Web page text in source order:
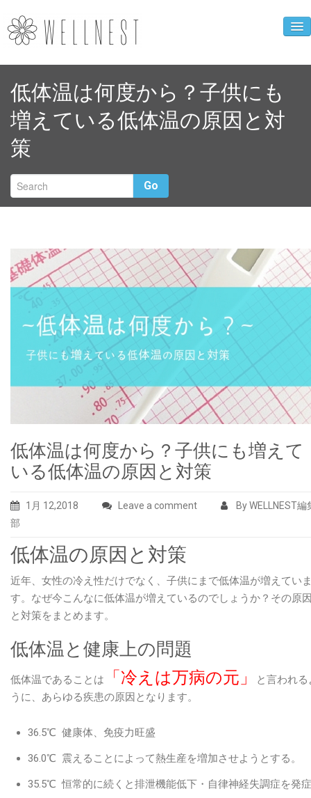
企業ニュース
人財育成事業
WELLNEST診断
お母さんの心得
クローバーカフェ
企業概要
低体温は何度から？子供にも
増えている低体温の原因と対
策
Go
低体温は何度から？子供にも増えて
いる低体温の原因と対策
1月 12,2018 Leave a comment
By WELLNEST編
部
低体温の原因と対策
近年、女性の冷え性だけでなく、子供にまで低体温が増えてい
す。なぜ今こんなに低体温が増えているのでしょうか？その原
と対策をまとめます。
低体温と健康上の問題
低体温であることは 「冷えは万病の元」
と言われる
うに、あらゆる疾患の原因となります。
36.5℃ 健康体、免疫力旺盛
36.0℃ 震えることによって熱生産を増加させようとする。
35.5℃ 恒常的に続くと排泄機能低下・自律神経失調症を発症